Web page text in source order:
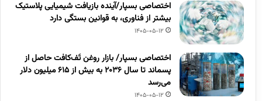
اختصاصی بسپار/آینده بازیافت شیمیایی پلاستیک
بیشتر از فناوری، به قوانین بستگی دارد
1405-05-12
اختصاصی بسپار/ بازار روغن تَف‌کافت حاصل از
پسماند تا سال ۲۰۳۶ به بیش از ۶۱۵ میلیون دلار
می‌رسد
1405-05-12